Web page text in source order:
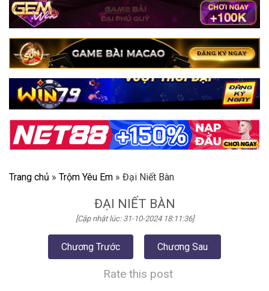
Trang chủ » Trộm Yêu Em » Đại Niết Bàn
ĐẠI NIẾT BÀN
[Cập nhật lúc: 31-10-2024 18:11:36]
Chương Trước Chương Sau
Rate this post